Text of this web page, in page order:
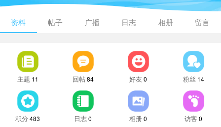
资料 帖子 广播 日志 相册 留言
主题 11 回帖 84 好友0 粉丝 14
积分 483 日志0 相册0 访客 0